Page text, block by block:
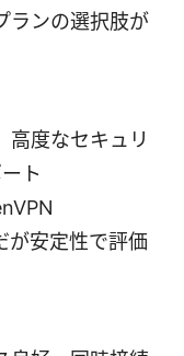
ランの選択肢が
高度なセキュリ
ト
が安定性で評価